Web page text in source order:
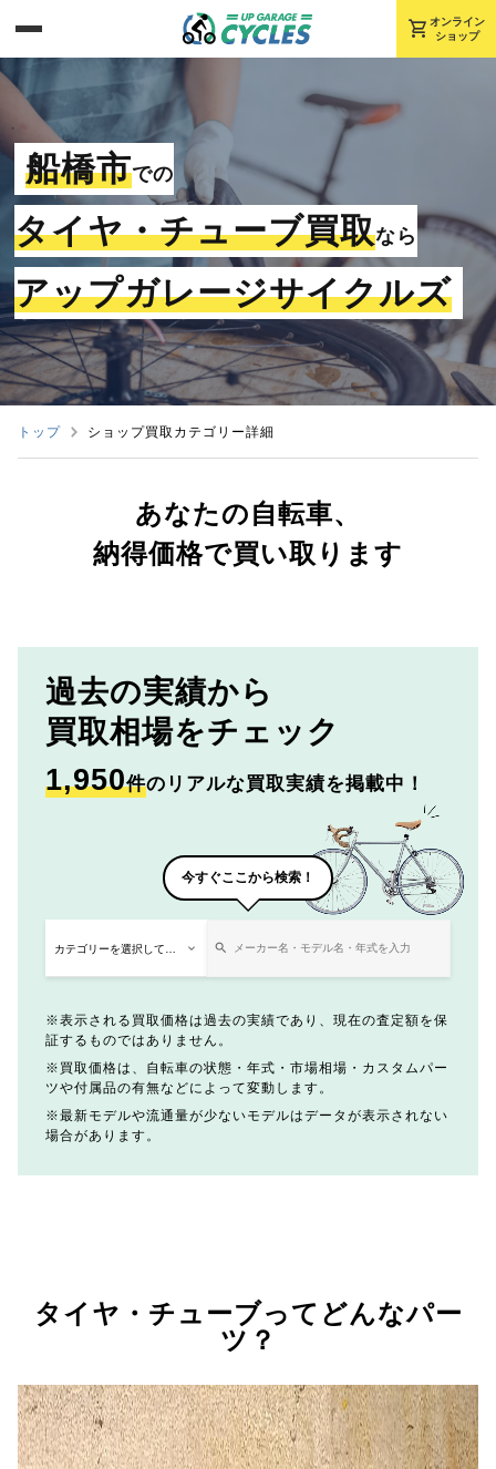
shopping_cart オンライン
ショップ
船橋市での
タイヤ・チューブ買取なら
アップガレージサイクルズ
トップ ショップ買取カテゴリー詳細
あなたの自転車、
納得価格で買い取ります
過去の実績から
買取相場をチェック
1,950件のリアルな買取実績を掲載中！
今すぐここから検索！
表示される買取価格は過去の実績であり、現在の査定額を保
証するものではありません。
買取価格は、自転車の状態・年式・市場相場・カスタムパー
ツや付属品の有無などによって変動します。
最新モデルや流通量が少ないモデルはデータが表示されない
場合があります。
タイヤ・チューブってどんなパー
ツ？